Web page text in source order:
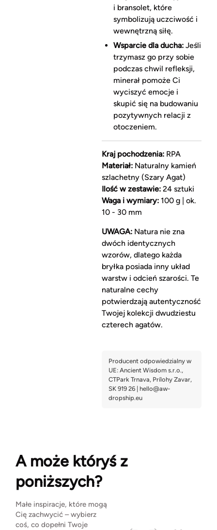
i bransolet, które
symbolizują uczciwość i
wewnętrzną siłę.
Wsparcie dla ducha:Jeśli
trzymasz go przy sobie
podczas chwil refleksji,
minerał pomoże Ci
wyciszyć emocje i
skupić się na budowaniu
pozytywnych relacji z
otoczeniem.
Kraj pochodzenia:RPA
Materiał:Naturalny kamień
szlachetny (Szary Agat)
Ilość w zestawie:24 sztuki
Waga i wymiary:100 g | ok.
10 - 30 mm
UWAGA:Natura nie zna
dwóch identycznych
wzorów, dlatego każda
bryłka posiada inny układ
warstw i odcień szarości. Te
naturalne cechy
potwierdzają autentyczność
Twojej kolekcji dwudziestu
czterech agatów.
A może któryś z
poniższych?
Małe inspiracje, które mogą
Cię zachwycić – wybierz
coś, co dopełni Twoje